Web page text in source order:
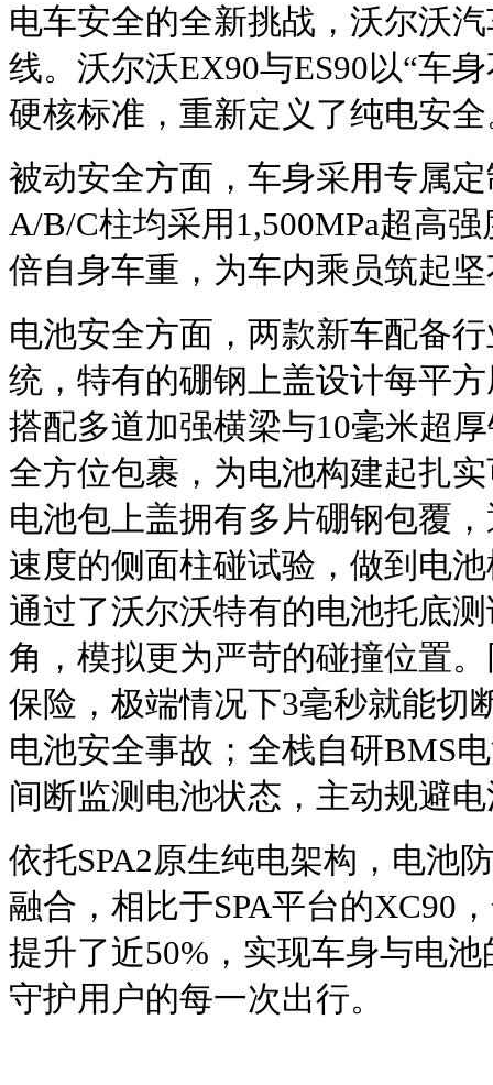
电车安全的全新挑战，沃尔沃
线。沃尔沃EX90与ES90以“车
硬核标准，重新定义了纯电安
被动安全方面，车身采用专属
A/B/C柱均采用1,500MPa超高
倍自身车重，为车内乘员筑起
电池安全方面，两款新车配备
统，特有的硼钢上盖设计每平
搭配多道加强横梁与10毫米超
全方位包裹，为电池构建起扎
电池包上盖拥有多片硼钢包覆
速度的侧面柱碰试验，做到电
通过了沃尔沃特有的电池托底
角，模拟更为严苛的碰撞位置
保险，极端情况下3毫秒就能切
电池安全事故；全栈自研BMS
间断监测电池状态，主动规避
依托SPA2原生纯电架构，电池
融合，相比于SPA平台的XC90
提升了近50%，实现车身与电
守护用户的每一次出行。